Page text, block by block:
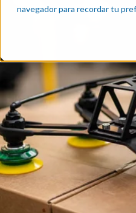
navegador para recordar tu